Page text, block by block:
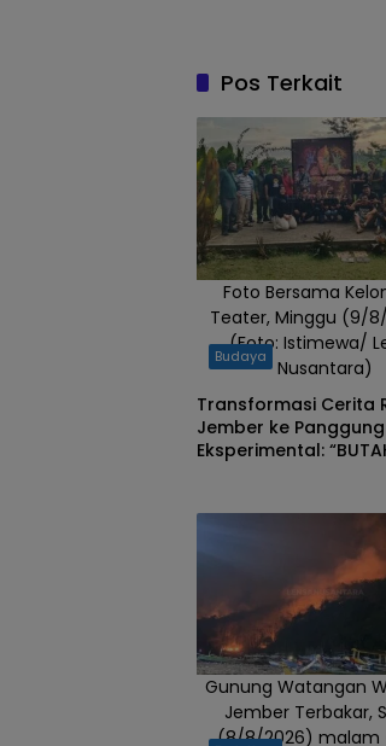
Pos Terkait
Foto Bersama
Teater, Minggu (9/
(Foto: Istimewa/
Nusantara)
Budaya
Transformasi Cerita
Jember ke Panggung
Eksperimental:
Gunung Watangan
Jember Terbakar,
(8/8/2026) malam